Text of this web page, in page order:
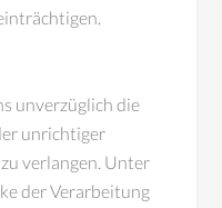
unverzüglich die
unrichtiger
verlangen. Unter
der Verarbeitung